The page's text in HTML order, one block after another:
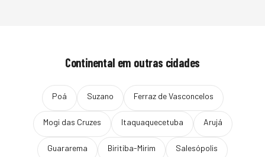
Continental em outras cidades
Poá Suzano Ferraz de Vasconcelos
Mogi das Cruzes Itaquaquecetuba Arujá
Guararema Biritiba-Mirim Salesópolis